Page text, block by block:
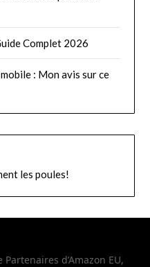
Complet 2026
: Mon avis sur ce
les poules!
d’Amazon EU,